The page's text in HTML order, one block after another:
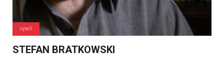
cywil
STEFAN BRATKOWSKI